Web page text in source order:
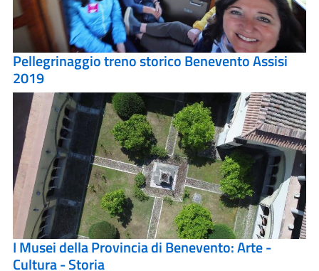
Pellegrinaggio treno storico Benevento Assisi
2019
I Musei della Provincia di Benevento: Arte -
Cultura - Storia